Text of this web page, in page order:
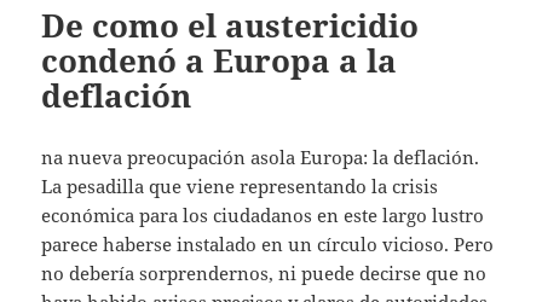
De como el austericidio
condenó a Europa a la
deflación
na nueva preocupación asola Europa: la deflación.
La pesadilla que viene representando la crisis
económica para los ciudadanos en este largo lustro
parece haberse instalado en un círculo vicioso. Pero
no debería sorprendernos, ni puede decirse que no